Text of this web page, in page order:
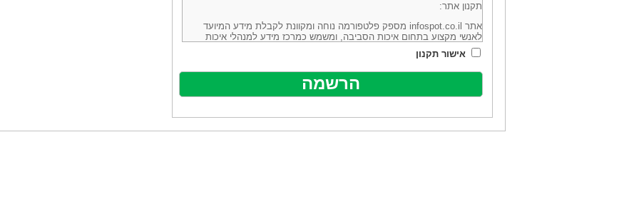
תקנון אתר:
אתר infospot.co.il מספק פלטפורמה נוחה ומקוונת לקבלת מידע המיועד
לאנשי מקצוע בתחום איכות הסביבה, ומשמש כמרכז מידע למנהלי איכות
סביבה (להלן: "המידע"). האתר בבעלותה ובניהולה של חברת יזמות וידע
מיקוד 6113102 ובדוא"ל: office@infospot.co.il (להלן: "האתר").
האתר אינו מספק את השירותים המפורסמים באתר ע"י ספקים שונים, איננו
מוכר את השירות המוצע באתר ע"י ספקים שונים, איננו מעורב במתן השירות
אלקטרונית של פרסום עבור נותני שירותים אלו. במילים אחרות, האחריות על
ביצוע העסקה בין הגולשים לבין המפרסמים נותני השירות ואיכותה מוטלת על
אישור תקנון